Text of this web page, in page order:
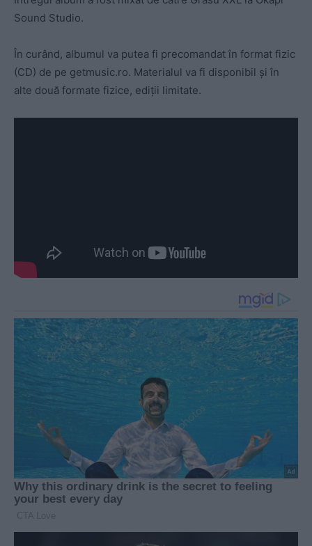
Sound Studio.
În curând, albumul va putea fi precomandat în format fizic
(CD) de pe getmusic.ro. Materialul va fi disponibil și în
alte două formate fizice, ediții limitate.